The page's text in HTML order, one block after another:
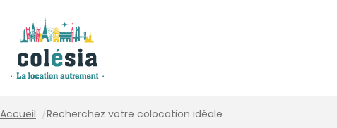
Accueil /Recherchez votre colocation idéale